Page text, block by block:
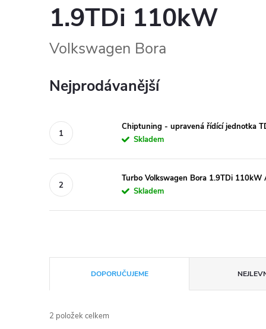
1.9TDi 110kW
Volkswagen Bora
Nejprodávanější
Chiptuning - upravená řídící jednotka
Skladem
Turbo Volkswagen Bora 1.9TDi
Skladem
a
DOPORUČUJEME
2 položek celkem